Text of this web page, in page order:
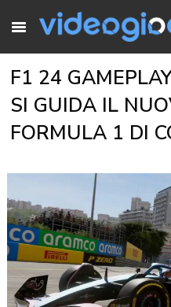
F1 24
SI GUIDA IL
FORMULA 1 DI